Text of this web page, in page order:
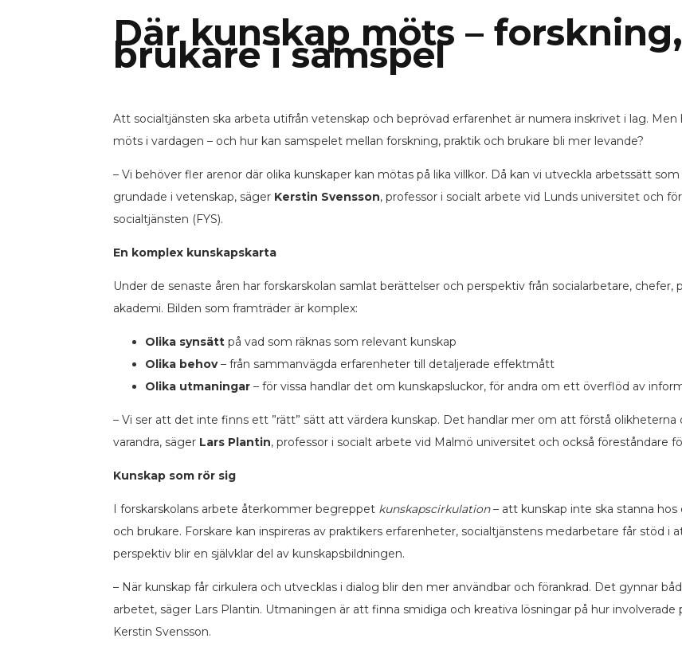
Där kunskap möts –
brukare i samspel
Att socialtjänsten ska arbeta utifrån vetenskap och beprövad erfarenhet är numera inskrivet i lag.
möts i vardagen – och hur kan samspelet mellan forskning, praktik och brukare bli mer levande?
– Vi behöver fler arenor där olika kunskaper kan mötas på lika villkor. Då kan vi utveckla arbetssätt
grundade i vetenskap, säger Kerstin Svensson, professor i socialt arbete vid Lunds universitet och
socialtjänsten (FYS).
En komplex kunskapskarta
Under de senaste åren har forskarskolan samlat berättelser och perspektiv från socialarbetare,
akademi. Bilden som framträder är komplex:
Olika synsätt på vad som räknas som relevant kunskap
Olika behov– från sammanvägda erfarenheter till detaljerade effektmått
Olika utmaningar – för vissa handlar det om kunskapsluckor, för andra om ett överflöd av
– Vi ser att det inte finns ett ”rätt” sätt att värdera kunskap. Det handlar mer om att förstå
varandra, säger Lars Plantin, professor i socialt arbete vid Malmö universitet och också föreståndare
Kunskap som rör sig
I forskarskolans arbete återkommer begreppet kunskapscirkulation– att kunskap inte ska stanna
och brukare. Forskare kan inspireras av praktikers erfarenheter, socialtjänstens medarbetare får stöd i
perspektiv blir en självklar del av kunskapsbildningen.
– När kunskap får cirkulera och utvecklas i dialog blir den mer användbar och förankrad. Det gynnar
arbetet, säger Lars Plantin. Utmaningen är att finna smidiga och kreativa lösningar på hur involverade
Kerstin Svensson.